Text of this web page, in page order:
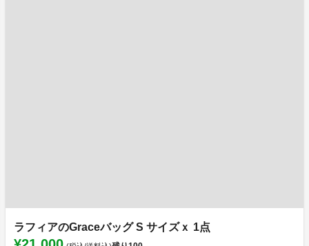
ラフィアのGraceバッグ S サイズｘ 1点